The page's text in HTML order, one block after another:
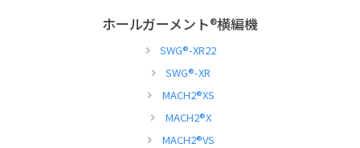
ホールガーメント®横編機
SWG®-XR22
SWG®-XR
MACH2®XS
MACH2®X
MACH2®VS